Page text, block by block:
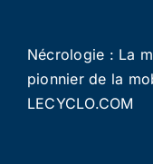
Nécrologie : La
pionnier de la
LECYCLO.COM